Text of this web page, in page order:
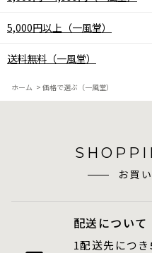
5,000円以上（一風堂）
送料無料（一風堂）
ホーム > 価格で選ぶ（一風堂）
お買
配送について
1配送先につき